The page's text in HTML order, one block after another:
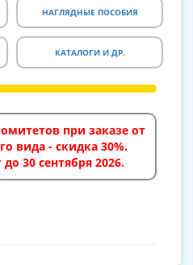
НАГЛЯДНЫЕ ПОСОБИЯ
КАТАЛОГИ И ДР.
при заказе от
вида - скидка 30%.
30 сентября 2026.